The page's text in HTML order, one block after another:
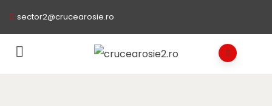
sector2@crucearosie.ro